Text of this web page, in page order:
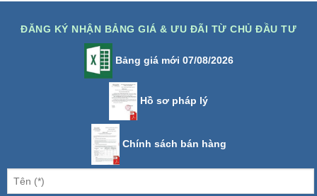
ĐĂNG KÝ NHẬN BẢNG GIÁ & ƯU ĐÃI TỪ CHỦ ĐẦU TƯ
Bảng giá mới 07/08/2026
Hồ sơ pháp lý
Chính sách bán hàng